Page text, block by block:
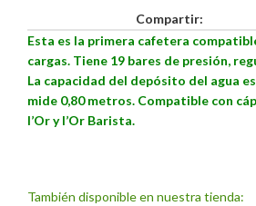
Compartir:
Esta es la primera cafetera
cargas. Tiene 19 bares de presión,
La capacidad del depósito del agua
mide 0,80 metros. Compatible con
l’Or y l’Or Barista.
También disponible en nuestra tienda: